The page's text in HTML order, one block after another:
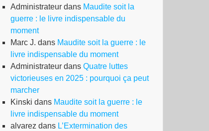
Administrateur dans Maudite soit la
guerre : le livre indispensable du
moment
Marc J. dans Maudite soit la guerre : le
livre indispensable du moment
Administrateur dans Quatre luttes
victorieuses en 2025 : pourquoi ça peut
marcher
Kinski dans Maudite soit la guerre : le
livre indispensable du moment
alvarez dans L’Extermination des